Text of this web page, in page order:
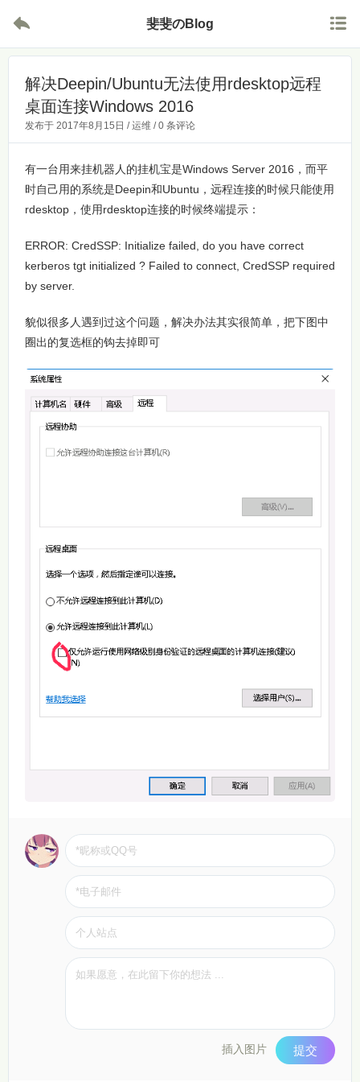
 斐斐のBlog 
解决Deepin/Ubuntu无法使用rdesktop远程
桌面连接Windows 2016
发布于 2017年8月15日 /运维 /0 条评论
有一台用来挂机器人的挂机宝是Windows Server 2016，而平
时自己用的系统是Deepin和Ubuntu，远程连接的时候只能使用
rdesktop，使用rdesktop连接的时候终端提示：
ERROR: CredSSP: Initialize failed, do you have correct
kerberos tgt initialized ? Failed to connect, CredSSP required
by server.
貌似很多人遇到过这个问题，解决办法其实很简单，把下图中
圈出的复选框的钩去掉即可
插入图片 提交